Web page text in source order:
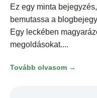
Ez egy minta
bemutassa a
Egy leckében
megoldásokat.
Tovább olvasom →